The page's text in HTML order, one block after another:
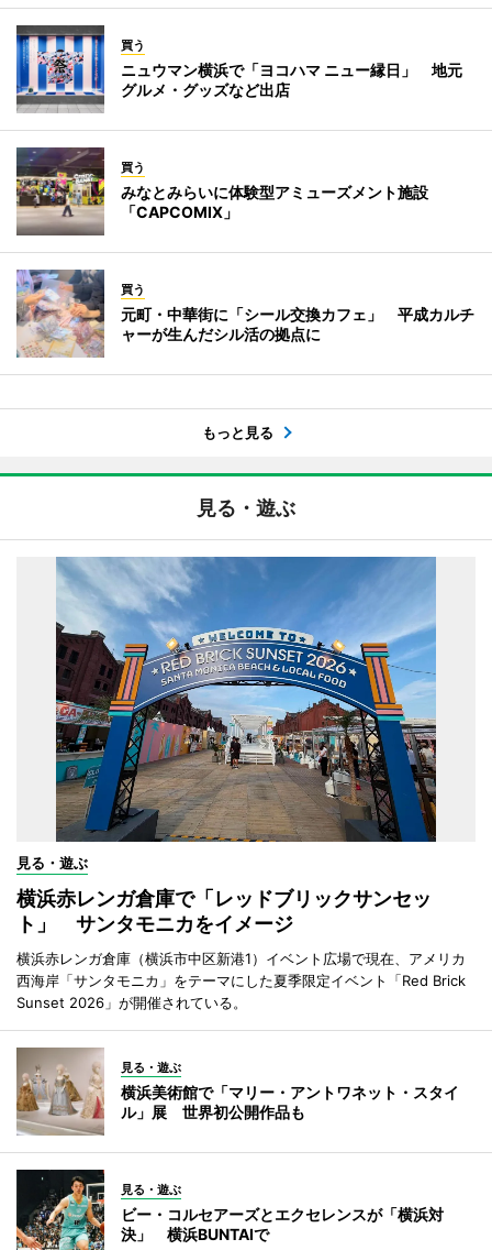
買う
ニュウマン横浜で「ヨコハマ ニュー縁日」 地元
グルメ・グッズなど出店
買う
みなとみらいに体験型アミューズメント施設
「CAPCOMIX」
買う
元町・中華街に「シール交換カフェ」 平成カルチ
ャーが生んだシル活の拠点に
もっと見る
見る・遊ぶ
見る・遊ぶ
横浜赤レンガ倉庫で「レッドブリックサンセッ
ト」 サンタモニカをイメージ
横浜赤レンガ倉庫（横浜市中区新港1）イベント広場で現在、アメリカ
西海岸「サンタモニカ」をテーマにした夏季限定イベント「Red Brick
Sunset 2026」が開催されている。
見る・遊ぶ
横浜美術館で「マリー・アントワネット・スタイ
ル」展 世界初公開作品も
見る・遊ぶ
ビー・コルセアーズとエクセレンスが「横浜対
決」 横浜BUNTAIで